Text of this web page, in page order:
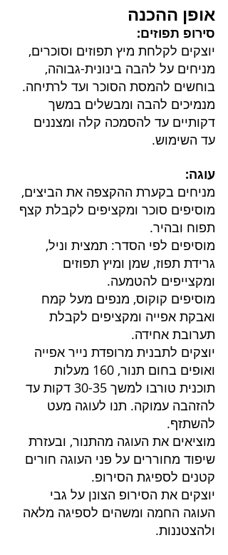
אופן ההכנה
סירופ תפוזים:
יוצקים לקלחת מיץ תפוזים וסוכרים,
מניחים על להבה בינונית-גבוהה,
בוחשים להמסת הסוכר ועד לרתיחה.
מנמיכים להבה ומבשלים במשך
דקותיים עד להסמכה קלה ומצננים
עד השימוש.
עוגה:
מניחים בקערת ההקצפה את הביצים,
מוסיפים סוכר ומקציפים לקבלת קצף
תפוח ובהיר.
מוסיפים לפי הסדר: תמצית וניל,
גרידת תפוז, שמן ומיץ תפוזים
ומקצייפים להטמעה.
מוסיפים קוקוס, מנפים מעל קמח
ואבקת אפייה ומקציפים לקבלת
תערובת אחידה.
יוצקים לתבנית מרופדת נייר אפייה
ואופים בחום תנור, 160 מעלות
תוכנית טורבו למשך 30-35 דקות עד
להזהבה עמוקה. תנו לעוגה מעט
להשתזף.
מוציאים את העוגה מהתנור, ובעזרת
שיפוד מחוררים על פני העוגה חורים
קטנים לספיגת הסירופ.
יוצקים את הסירופ הצונן על גבי
העוגה החמה ומשהים לספיגה מלאה
ולהצטננות.